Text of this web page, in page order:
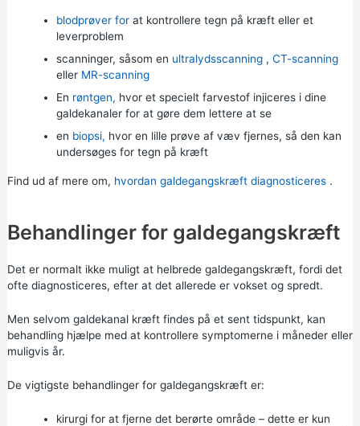
blodprøver forat kontrollere tegn på kræft eller et
leverproblem
scanninger, såsom en ultralydsscanning, CT-scanning
eller MR-scanning
En røntgen, hvor et specielt farvestof injiceres i dine
galdekanaler for at gøre dem lettere at se
en biopsi, hvor en lille prøve af væv fjernes, så den kan
undersøges for tegn på kræft
Find ud af mere om, hvordan galdegangskræft diagnosticeres.
Behandlinger for galdegangskræft
Det er normalt ikke muligt at helbrede galdegangskræft, fordi det
ofte diagnosticeres, efter at det allerede er vokset og spredt.
Men selvom galdekanal kræft findes på et sent tidspunkt, kan
behandling hjælpe med at kontrollere symptomerne i måneder eller
muligvis år.
De vigtigste behandlinger for galdegangskræft er:
kirurgi for at fjerne det berørte område – dette er kun